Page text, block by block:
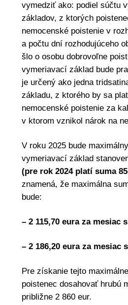
vymedziť ako: podiel súčtu
základov, z ktorých
nemocenské poistenie v
a počtu dní rozhodujúceho
šlo o osobu dobrovoľne
vymeriavací základ bude
je určený ako jedna
základu, z ktorého by sa
nemocenské poistenie za
v ktorom vznikol nárok na
V roku 2025 bude
vymeriavací základ
(pre rok 2024 platí suma
znamená, že maximálna
bude:
– 2 115,70 eura za mesiac
– 2 186,20 eura za mesiac
Pre získanie tejto
poistenec dosahovať hrubú
približne 2 860 eur.